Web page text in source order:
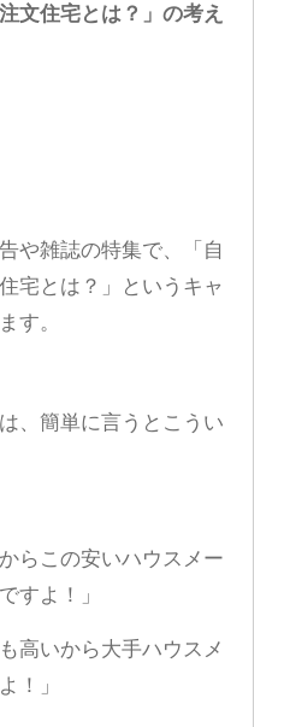
文住宅とは？」の考え
や雑誌の特集で、「自
宅とは？」というキャ
す。
、簡単に言うとこうい
らこの安いハウスメー
すよ！」
高いから大手ハウスメ
！」